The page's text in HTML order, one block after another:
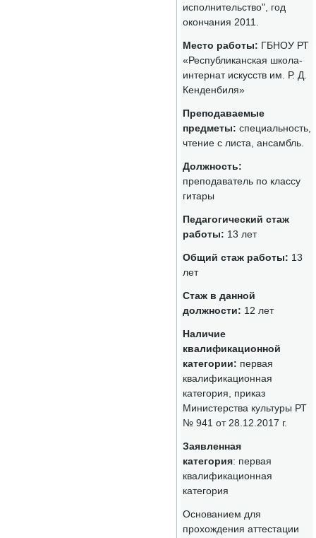
исполнительство", год
окончания 2011.
Место работы: ГБНОУ РТ
«Республиканская школа-
интернат искусств им. Р. Д.
Кенденбиля»
Преподаваемые
предметы: специальность,
чтение с листа, ансамбль.
Должность:
преподаватель по классу
гитары
Педагогический стаж
работы: 13 лет
Общий стаж работы: 13
лет
Стаж в данной
должности: 12 лет
Наличие
квалификационной
категории: первая
квалификационная
категория, приказ
Министерства культуры РТ
№ 941 от 28.12.2017 г.
Заявленная
категория: первая
квалификационная
категория
Основанием для
прохождения аттестации